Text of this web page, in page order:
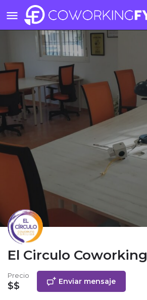
El Circulo Coworking
Precio
$$ Enviar mensaje